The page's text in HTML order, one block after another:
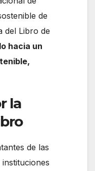
de
del Libro de
hacia un
la
de las